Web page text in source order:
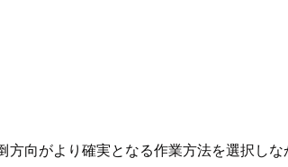
向がより確実となる作業方法を選択しな